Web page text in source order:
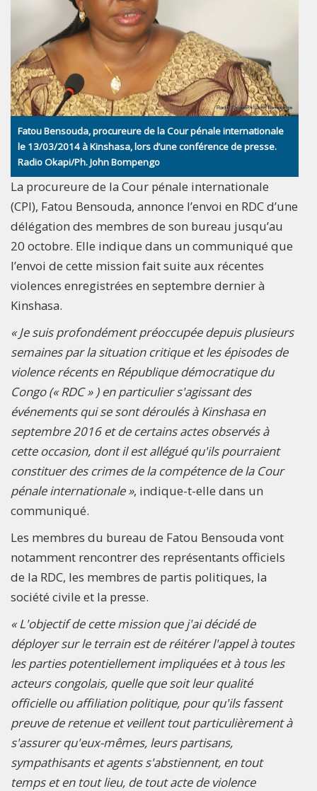
Fatou Bensouda, procureure de la Cour pénale internationale
le 13/03/2014 à Kinshasa, lors d’une conférence de presse.
Radio Okapi/Ph. John Bompengo
La procureure de la Cour pénale internationale
(CPI), Fatou Bensouda, annonce l’envoi en RDC d’une
délégation des membres de son bureau jusqu’au
20 octobre. Elle indique dans un communiqué que
l’envoi de cette mission fait suite aux récentes
violences enregistrées en septembre dernier à
Kinshasa.
« Je suis profondément préoccupée depuis plusieurs
semaines par la situation critique et les épisodes de
violence récents en République démocratique du
Congo (« RDC » ) en particulier s'agissant des
événements qui se sont déroulés à Kinshasa en
septembre 2016 et de certains actes observés à
cette occasion, dont il est allégué qu'ils pourraient
constituer des crimes de la compétence de la Cour
pénale internationale », indique-t-elle dans un
communiqué.
Les membres du bureau de Fatou Bensouda vont
notamment rencontrer des représentants officiels
de la RDC, les membres de partis politiques, la
société civile et la presse.
« L'objectif de cette mission que j'ai décidé de
déployer sur le terrain est de réitérer l'appel à toutes
les parties potentiellement impliquées et à tous les
acteurs congolais, quelle que soit leur qualité
officielle ou affiliation politique, pour qu'ils fassent
preuve de retenue et veillent tout particulièrement à
s'assurer qu'eux-mêmes, leurs partisans,
sympathisants et agents s'abstiennent, en tout
temps et en tout lieu, de tout acte de violence